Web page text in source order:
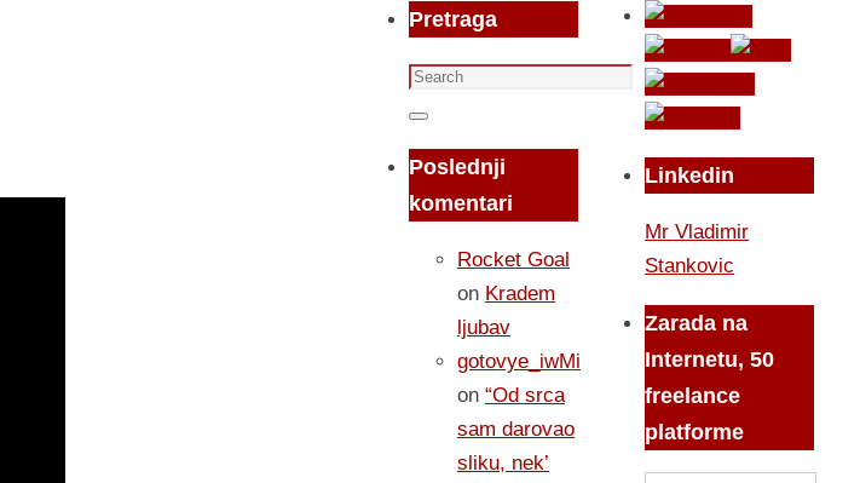
Pretraga
Search
for:
Search
Poslednji
komentari
Rocket Goal
on Kradem
ljubav
gotovye_iwMi
on “Od srca
sam darovao
sliku, nek’
Linkedin
Mr Vladimir
Stankovic
Zarada na
Internetu, 50
freelance
platforme